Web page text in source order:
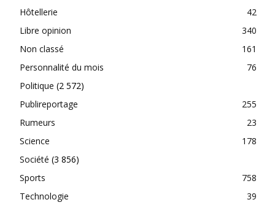
Hôtellerie
42
Libre opinion
340
Non classé
161
Personnalité du mois
76
Politique (2 572)
Publireportage
255
Rumeurs
23
Science
178
Société (3 856)
Sports
758
Technologie
39